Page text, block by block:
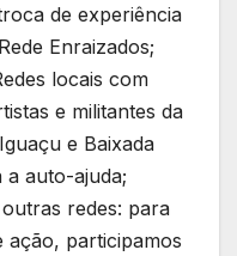
de experiência
Enraizados;
locais com
e militantes da
e Baixada
a auto-ajuda;
redes: para
ação, participamos